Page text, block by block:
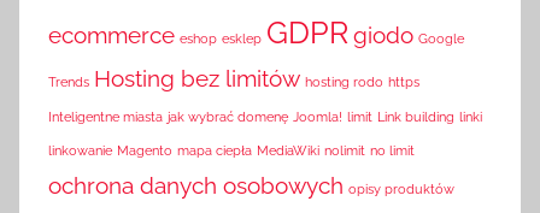
ecommerce eshop esklep GDPRgiodo Google
Trends Hosting bez limitów hosting rodo https
Inteligentne miasta jak wybrać domenę Joomla! limit Link building linki
linkowanie Magento mapa ciepła MediaWiki nolimit no limit
ochrona danych osobowych opisy produktów